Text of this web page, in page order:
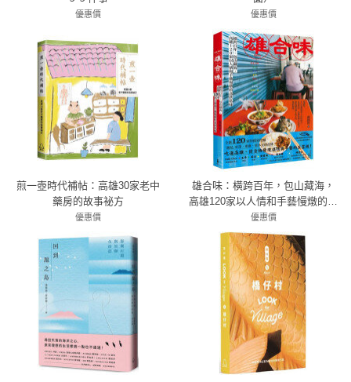
優惠價 優惠價
79折 277元
煎一壺時代補帖：高雄30家老中
藥房的故事祕方
優惠價
雄合味：橫跨百年，包山藏海，
高雄120家以人情和手藝慢燉的食
飲私味
優惠價
79折 379元